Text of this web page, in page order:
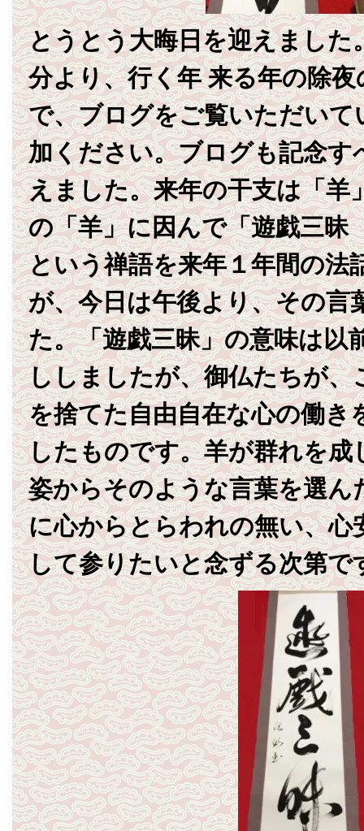
とうとう大晦日を迎えました
分より、行く年 来る年の除
で、ブログをご覧いただいて
加ください。ブログも記念す
えました。来年の干支は「羊
の「羊」に因んで「遊戯三昧
という禅語を来年１年間の法
が、今日は午後より、その言
た。「遊戯三昧」の意味は以
ししましたが、御仏たちが、
を捨てた自由自在な心の働き
したものです。羊が群れを成
姿からそのような言葉を選ん
に心からとらわれの無い、心
して参りたいと念ずる次第で